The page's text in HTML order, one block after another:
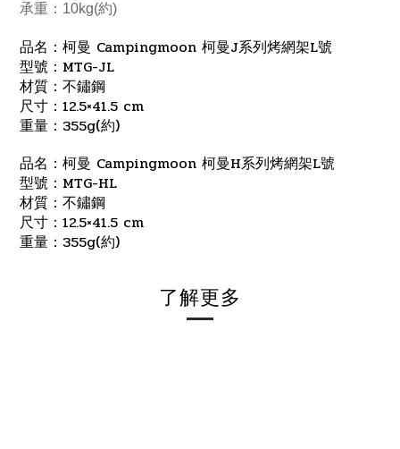
承重：10kg(約)
品名：柯曼 Campingmoon 柯曼J系列烤網架L號
型號：MTG-JL
材質：不鏽鋼
尺寸：12.5×41.5 cm
重量：355g(約)
品名：柯曼 Campingmoon 柯曼H系列烤網架L號
型號：MTG-HL
材質：不鏽鋼
尺寸：12.5×41.5 cm
重量：355g(約)
了解更多